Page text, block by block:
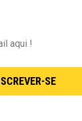
SE